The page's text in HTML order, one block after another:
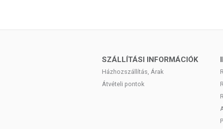
SZÁLLÍTÁSI INFORMÁCIÓK
Házhozszállítás, Árak
Átvételi pontok